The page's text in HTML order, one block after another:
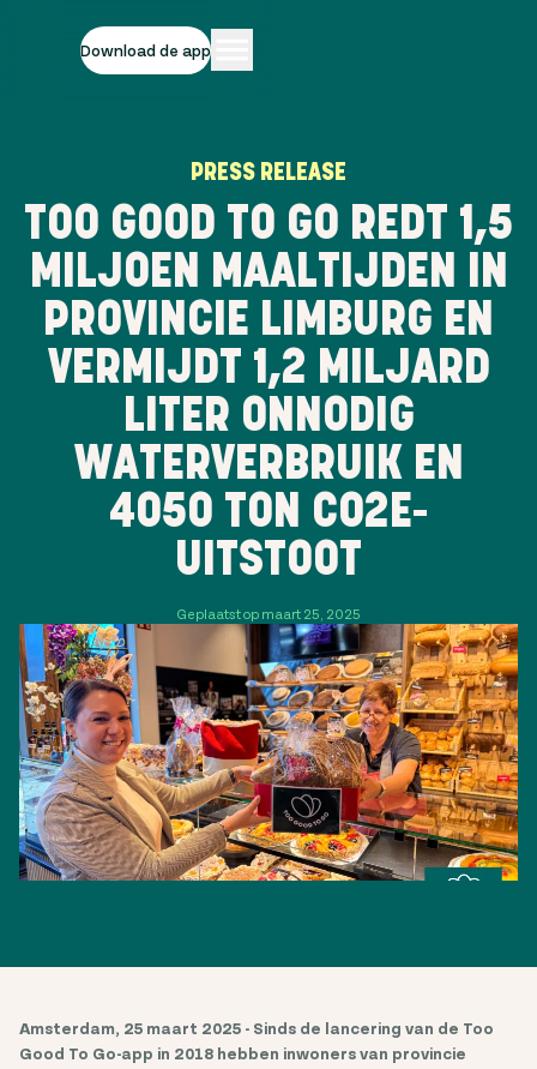
Download de app
PRESS RELEASE
TOO GOOD TO GO REDT 1,5
MILJOEN MAALTIJDEN IN
PROVINCIE LIMBURG EN
VERMIJDT 1,2 MILJARD
LITER ONNODIG
WATERVERBRUIK EN
4050 TON CO2E-
UITSTOOT
Geplaatst op maart 25, 2025
Amsterdam, 25 maart 2025 - Sinds de lancering van de Too
Good To Go-app in 2018 hebben inwoners van provincie